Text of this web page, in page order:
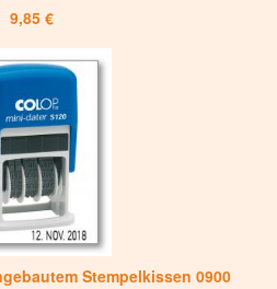
9,85 €
Stempelkissen 0900